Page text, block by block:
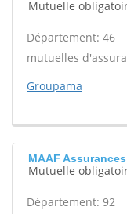
Mutuelle
Département: 46
mutuelles
Groupama
MAAF Assurances
Mutuelle
Département: 92